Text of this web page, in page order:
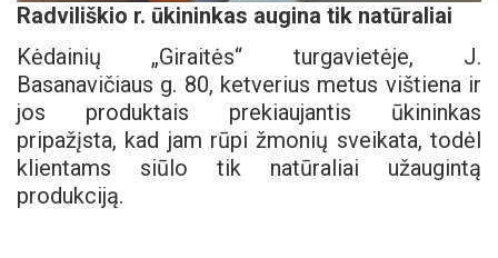
Radviliškio r. ūkininkas augina tik natūraliai
Kėdainių „Giraitės“ turgavietėje, J.
Basanavičiaus g. 80, ketverius metus vištiena ir
jos produktais prekiaujantis ūkininkas
pripažįsta, kad jam rūpi žmonių sveikata, todėl
klientams siūlo tik natūraliai užaugintą
produkciją.